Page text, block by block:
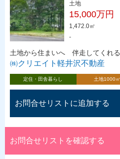
土地
15,000万円
1,472.0㎡
-
土地から住まいへ 伴走してくれ
㈱クリエイト軽井沢不動産
定住・田舎暮らし 土地1000
お問合せリストに追加する
お問合せリストを確認する